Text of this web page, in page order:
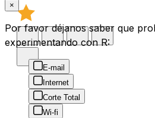
×
Por favor déjanos saber que
experimentando con R:
E-mail
Internet
Corte Total
Wi-fi